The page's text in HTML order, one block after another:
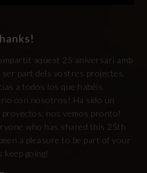
aquest 25 aniversari amb
part dels vostres projectes,
a todos los que habéis
con nosotros! Ha sido un
nos vemos pronto!
who has shared this 25th
a pleasure to be part of your
keep going!